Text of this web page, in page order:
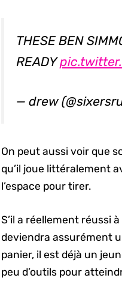
THESE BEN
READY
— drew
On peut aussi voir que
qu’il joue littéralement
l’espace pour tirer.
S’il a réellement réussi
deviendra assurément
panier, il est déjà un
peu d’outils pour